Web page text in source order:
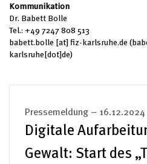
Kommunikation
Dr. Babett Bolle
Tel.: +49 7247 808 513
babett.bolle [at]fiz-karlsruhe.de
karlsruhe[dot]de)
Pressemeldung – 16.12.2024
Digitale
Gewalt: Start des